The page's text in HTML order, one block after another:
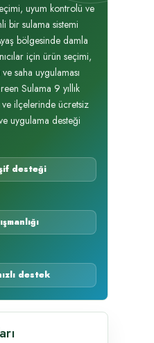
uyum kontrolü ve
bir sulama sistemi
bölgesinde damla
için ürün seçimi,
saha uygulaması
Sulama 9 yıllık
ilçelerinde ücretsiz
uygulama desteği
desteği
destek